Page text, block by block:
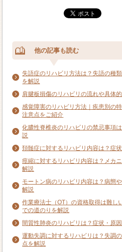
他の記事も読む
失語症のリハビリ方法は？失語の種
を解説
肩腱板損傷のリハビリの流れや具体
感覚障害のリハビリ方法｜疾患別の
注意点をご紹介
化膿性脊椎炎のリハビリの禁忌事項
説
頚髄症に対するリハビリ内容は？症
痙縮に対するリハビリ内容は？メカ
解説
モートン病のリハビリ内容は？病態
解説
作業療法士（OT）の資格取得は難し
での道のりを解説
間質性肺炎のリハビリは？症状・原
運動失調に対するリハビリは？失調
点を解説